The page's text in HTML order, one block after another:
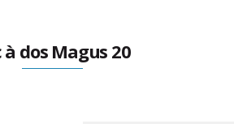
à dos Magus 20